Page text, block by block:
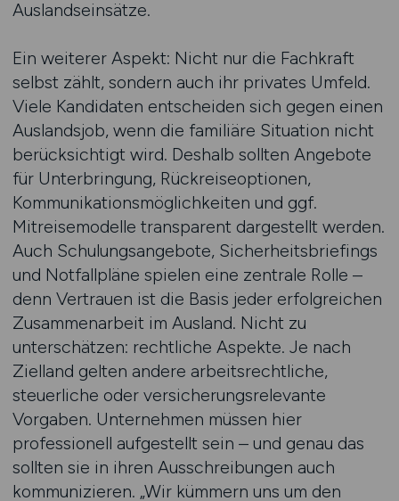
Auslandseinsätze.
Ein weiterer Aspekt: Nicht nur die Fachkraft
selbst zählt, sondern auch ihr privates Umfeld.
Viele Kandidaten entscheiden sich gegen einen
Auslandsjob, wenn die familiäre Situation nicht
berücksichtigt wird. Deshalb sollten Angebote
für Unterbringung, Rückreiseoptionen,
Kommunikationsmöglichkeiten und ggf.
Mitreisemodelle transparent dargestellt werden.
Auch Schulungsangebote, Sicherheitsbriefings
und Notfallpläne spielen eine zentrale Rolle –
denn Vertrauen ist die Basis jeder erfolgreichen
Zusammenarbeit im Ausland. Nicht zu
unterschätzen: rechtliche Aspekte. Je nach
Zielland gelten andere arbeitsrechtliche,
steuerliche oder versicherungsrelevante
Vorgaben. Unternehmen müssen hier
professionell aufgestellt sein – und genau das
sollten sie in ihren Ausschreibungen auch
kommunizieren. „Wir kümmern uns um den